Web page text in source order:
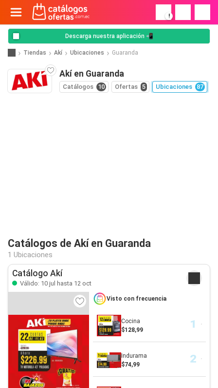
!
Descarga nuestra aplicación 📲
Tiendas Akí Ubicaciones Guaranda
Akí en Guaranda
Catálogos 10 Ofertas 5 Ubicaciones 87
Catálogos de Akí en Guaranda
1 Ubicaciones
Catálogo Akí
Válido: 10 jul hasta 12 oct
Visto con frecuencia
Cocina
$128,99
Indurama
$74,99